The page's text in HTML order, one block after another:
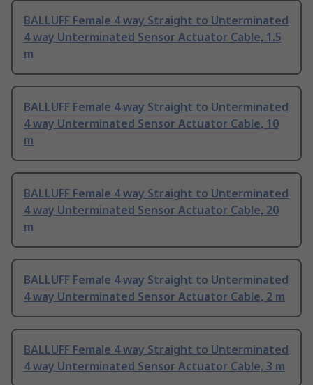
BALLUFF Female 4 way Straight to Unterminated
4 way Unterminated Sensor Actuator Cable, 1.5
m
BALLUFF Female 4 way Straight to Unterminated
4 way Unterminated Sensor Actuator Cable, 10
m
BALLUFF Female 4 way Straight to Unterminated
4 way Unterminated Sensor Actuator Cable, 20
m
BALLUFF Female 4 way Straight to Unterminated
4 way Unterminated Sensor Actuator Cable, 2 m
BALLUFF Female 4 way Straight to Unterminated
4 way Unterminated Sensor Actuator Cable, 3 m